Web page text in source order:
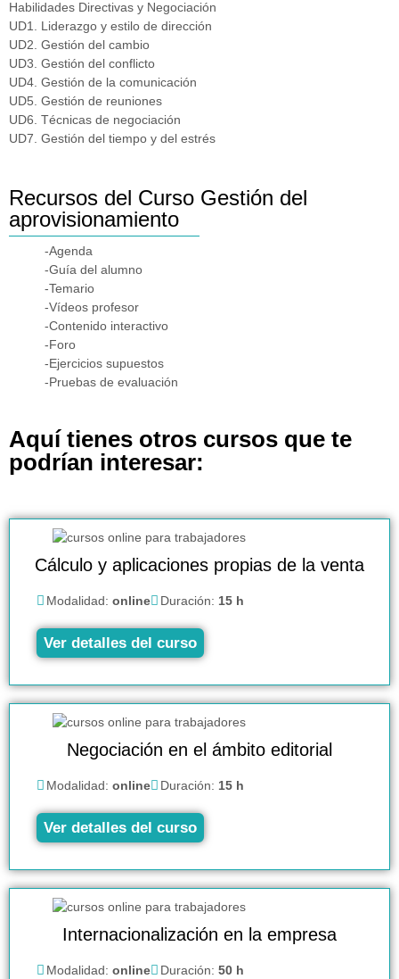
Habilidades Directivas y Negociación
UD1. Liderazgo y estilo de dirección
UD2. Gestión del cambio
UD3. Gestión del conflicto
UD4. Gestión de la comunicación
UD5. Gestión de reuniones
UD6. Técnicas de negociación
UD7. Gestión del tiempo y del estrés
Recursos del Curso Gestión del
aprovisionamiento
-Agenda
-Guía del alumno
-Temario
-Vídeos profesor
-Contenido interactivo
-Foro
-Ejercicios supuestos
-Pruebas de evaluación
Aquí tienes otros cursos que te
podrían interesar:
Cálculo y aplicaciones propias de la venta
Modalidad: online Duración: 15 h
Ver detalles del curso
Negociación en el ámbito editorial
Modalidad: online Duración: 15 h
Ver detalles del curso
Internacionalización en la empresa
Modalidad: online Duración: 50 h